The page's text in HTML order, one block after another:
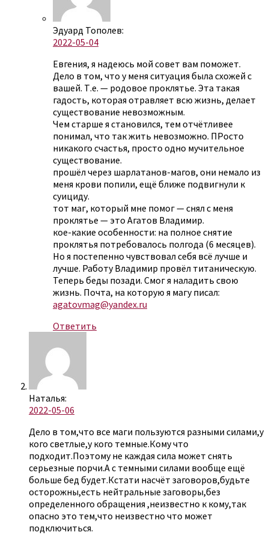
Эдуард Тополев:
2022-05-04
Евгения, я надеюсь мой совет вам поможет.
Дело в том, что у меня ситуация была схожей с
вашей. Т.е. — родовое проклятье. Эта такая
гадость, которая отравляет всю жизнь, делает
существование невозможным.
Чем старше я становился, тем отчётливее
понимал, что так жить невозможно. ПРосто
никакого счастья, просто одно мучительное
существование.
прошёл через шарлатанов-магов, они немало из
меня крови попили, ещё ближе подвигнули к
суициду.
тот маг, который мне помог — снял с меня
проклятье — это Агатов Владимир.
кое-какие особенности: на полное снятие
проклятья потребовалось полгода (6 месяцев).
Но я постепенно чувствовал себя всё лучше и
лучше. Работу Владимир провёл титаническую.
Теперь беды позади. Смог я наладить свою
жизнь. Почта, на которую я магу писал:
agatovmag@yandex.ru
Ответить
Наталья:
2022-05-06
Дело в том,что все маги пользуются разными силами,у
кого светлые,у кого темные.Кому что
подходит.Поэтому не каждая сила может снять
серьезные порчи.А с темными силами вообще ещё
больше бед будет.Кстати насчёт заговоров,будьте
осторожны,есть нейтральные заговоры,без
определенного обращения ,неизвестно к кому,так
опасно это тем,что неизвестно что может
подключиться.